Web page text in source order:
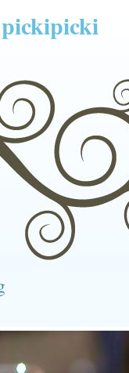
pickipicki